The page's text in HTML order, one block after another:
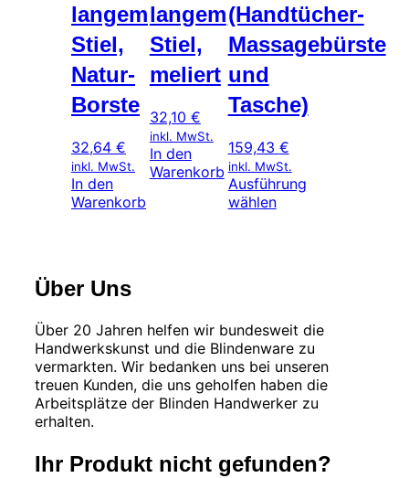
langem
Stiel,
Natur-
Borste
32,64 €
inkl. MwSt.
In den
Warenkorb
langem
Stiel,
meliert
32,10 €
inkl. MwSt.
In den
Warenkorb
(Handtücher-
Massagebürste
und
Tasche)
159,43 €
inkl. MwSt.
Ausführung
wählenDieses
Optionen
können
auf
der
Produktseite
Über Uns
Über 20 Jahren helfen wir bundesweit die
Handwerkskunst und die Blindenware zu
vermarkten. Wir bedanken uns bei unseren
treuen Kunden, die uns geholfen haben die
Arbeitsplätze der Blinden Handwerker zu
erhalten.
Ihr Produkt nicht gefunden?